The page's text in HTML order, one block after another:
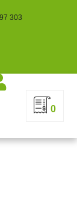
303
0